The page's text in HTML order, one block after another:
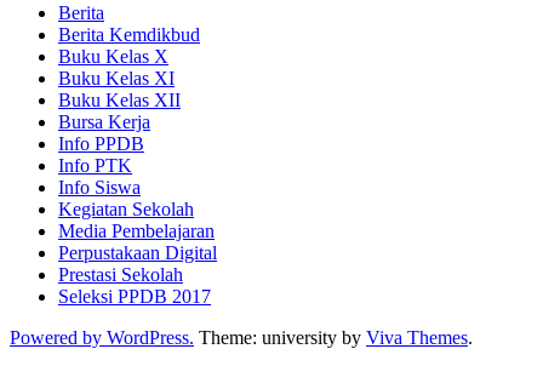
Berita
Berita Kemdikbud
Buku Kelas X
Buku Kelas XI
Buku Kelas XII
Bursa Kerja
Info PPDB
Info PTK
Info Siswa
Kegiatan Sekolah
Media Pembelajaran
Perpustakaan Digital
Prestasi Sekolah
Seleksi PPDB 2017
Powered by WordPress. Theme: university by Viva Themes.